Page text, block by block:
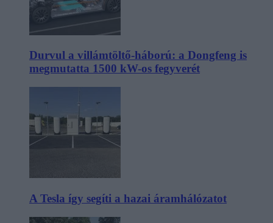
Durvul a villámtöltő-háború: a Dongfeng is
megmutatta 1500 kW-os fegyverét
A Tesla így segíti a hazai áramhálózatot